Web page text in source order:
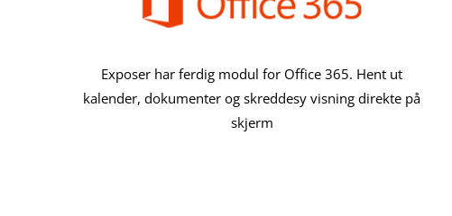
Exposer har ferdig modul for Office 365. Hent ut
kalender, dokumenter og skreddesy visning direkte på
skjerm